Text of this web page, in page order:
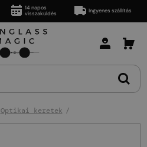
14 napos
visszaküldés
Ingyenes szállítás
Optikai keretek